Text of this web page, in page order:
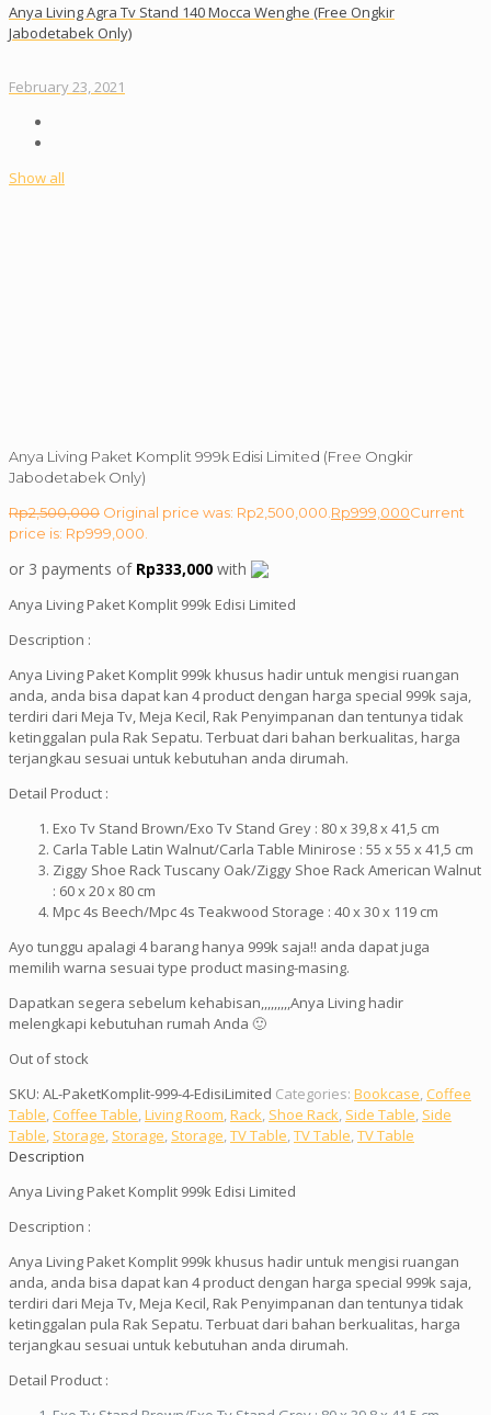
Anya Living Agra Tv Stand 140 Mocca Wenghe (Free Ongkir
Jabodetabek Only)
February 23, 2021
Show all
Anya Living Paket Komplit 999k Edisi Limited (Free Ongkir
Jabodetabek Only)
Rp2,500,000 Original price was: Rp2,500,000. Rp999,000Current
price is: Rp999,000.
or 3 payments of Rp333,000 with
Anya Living Paket Komplit 999k Edisi Limited
Description :
Anya Living Paket Komplit 999k khusus hadir untuk mengisi ruangan
anda, anda bisa dapat kan 4 product dengan harga special 999k saja,
terdiri dari Meja Tv, Meja Kecil, Rak Penyimpanan dan tentunya tidak
ketinggalan pula Rak Sepatu. Terbuat dari bahan berkualitas, harga
terjangkau sesuai untuk kebutuhan anda dirumah.
Detail Product :
Exo Tv Stand Brown/Exo Tv Stand Grey : 80 x 39,8 x 41,5 cm
Carla Table Latin Walnut/Carla Table Minirose : 55 x 55 x 41,5 cm
Ziggy Shoe Rack Tuscany Oak/Ziggy Shoe Rack American Walnut
: 60 x 20 x 80 cm
Mpc 4s Beech/Mpc 4s Teakwood Storage : 40 x 30 x 119 cm
Ayo tunggu apalagi 4 barang hanya 999k saja!! anda dapat juga
memilih warna sesuai type product masing-masing.
Dapatkan segera sebelum kehabisan,,,,,,,,,Anya Living hadir
melengkapi kebutuhan rumah Anda 🙂
Out of stock
SKU: AL-PaketKomplit-999-4-EdisiLimited Categories: Bookcase, Coffee
Table, Coffee Table,Living Room,Rack, Shoe Rack, Side Table, Side
Table, Storage, Storage, Storage,TV Table,TV Table,TV Table
Description
Anya Living Paket Komplit 999k Edisi Limited
Description :
Anya Living Paket Komplit 999k khusus hadir untuk mengisi ruangan
anda, anda bisa dapat kan 4 product dengan harga special 999k saja,
terdiri dari Meja Tv, Meja Kecil, Rak Penyimpanan dan tentunya tidak
ketinggalan pula Rak Sepatu. Terbuat dari bahan berkualitas, harga
terjangkau sesuai untuk kebutuhan anda dirumah.
Detail Product :